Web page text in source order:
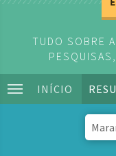
TUDO SOBRE
INÍCIO